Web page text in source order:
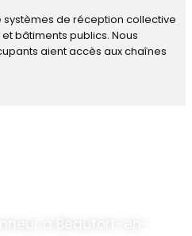
de réception collective
bâtiments publics. Nous
aient accès aux chaînes
à Beaufort-en-